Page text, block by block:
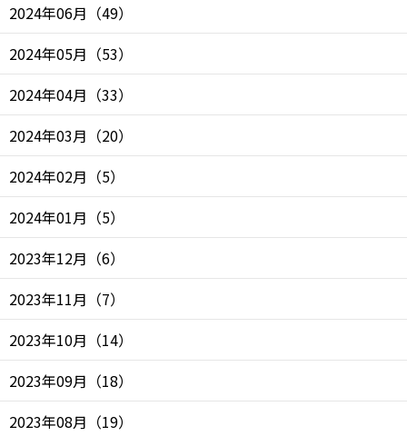
2024年06月 （49）
2024年05月 （53）
2024年04月 （33）
2024年03月 （20）
2024年02月 （5）
2024年01月 （5）
2023年12月 （6）
2023年11月 （7）
2023年10月 （14）
2023年09月 （18）
2023年08月 （19）